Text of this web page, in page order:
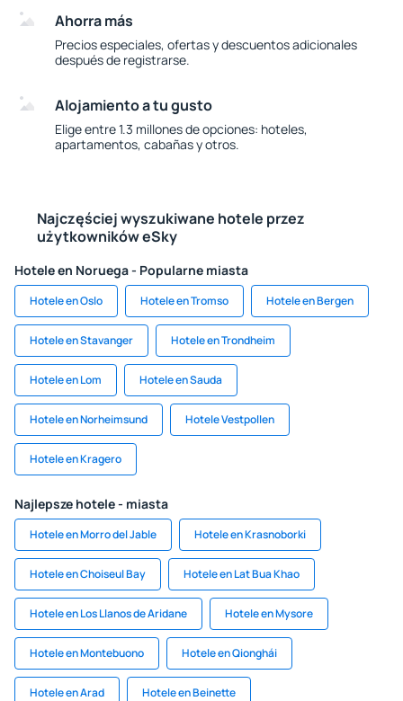
Ahorra más
Precios especiales, ofertas y descuentos adicionales
después de registrarse.
Alojamiento a tu gusto
Elige entre 1.3 millones de opciones: hoteles,
apartamentos, cabañas y otros.
Najczęściej wyszukiwane hotele przez
użytkowników eSky
Hotele en Noruega - Popularne miasta
Hotele en Oslo Hotele en Tromso Hotele en Bergen
Hotele en Stavanger Hotele en Trondheim
Hotele en Lom Hotele en Sauda
Hotele en Norheimsund Hotele Vestpollen
Hotele en Kragero
Najlepsze hotele - miasta
Hotele en Morro del Jable Hotele en Krasnoborki
Hotele en Choiseul Bay Hotele en Lat Bua Khao
Hotele en Los Llanos de Aridane Hotele en Mysore
Hotele en Montebuono Hotele en Qionghái
Hotele en Arad Hotele en Beinette